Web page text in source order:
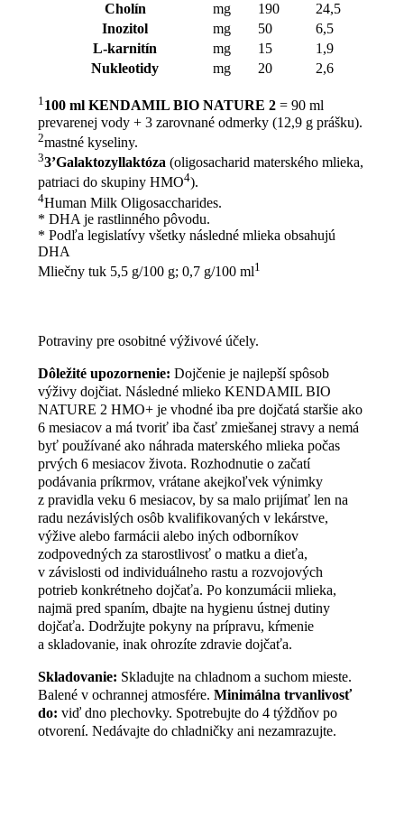
Cholín
mg 190
24,5
Inozitol
mg 50
6,5
L-karnitín
mg 15
1,9
Nukleotidy
mg 20 2,6
1100 ml KENDAMIL BIO NATURE 2 = 90 ml
prevarenej vody + 3 zarovnané odmerky (12,9 g prášku).
2mastné kyseliny.
33’Galaktozyllaktóza (oligosacharid materského mlieka,
patriaci do skupiny HMO4).
4Human Milk Oligosaccharides.
* DHA je rastlinného pôvodu.
* Podľa legislatívy všetky následné mlieka obsahujú
DHA
Mliečny tuk 5,5 g/100 g; 0,7 g/100 ml1
Potraviny pre osobitné výživové účely.
Dôležité upozornenie: Dojčenie je najlepší spôsob
výživy dojčiat. Následné mlieko KENDAMIL BIO
NATURE 2 HMO+ je vhodné iba pre dojčatá staršie ako
6 mesiacov a má tvoriť iba časť zmiešanej stravy a nemá
byť používané ako náhrada materského mlieka počas
prvých 6 mesiacov života. Rozhodnutie o začatí
podávania príkrmov, vrátane akejkoľvek výnimky
z pravidla veku 6 mesiacov, by sa malo prijímať len na
radu nezávislých osôb kvalifikovaných v lekárstve,
výžive alebo farmácii alebo iných odborníkov
zodpovedných za starostlivosť o matku a dieťa,
v závislosti od individuálneho rastu a rozvojových
potrieb konkrétneho dojčaťa. Po konzumácii mlieka,
najmä pred spaním, dbajte na hygienu ústnej dutiny
dojčaťa. Dodržujte pokyny na prípravu, kŕmenie
a skladovanie, inak ohrozíte zdravie dojčaťa.
Skladovanie: Skladujte na chladnom a suchom mieste.
Balené v ochrannej atmosfére.Minimálna trvanlivosť
do: viď dno plechovky. Spotrebujte do 4 týždňov po
otvorení. Nedávajte do chladničky ani nezamrazujte.